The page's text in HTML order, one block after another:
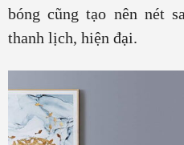
bóng cũng tạo nên nét
thanh lịch, hiện đại.